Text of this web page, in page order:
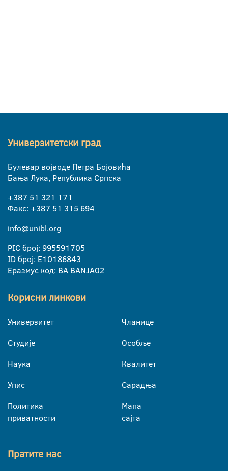
Универзитетски град
Булевар војводе Петра Бојовића
Бања Лука, Република Српска
+387 51 321 171
Факс: +387 51 315 694
info@unibl.org
PIC број: 995591705
ID број: E10186843
Еразмус код: BA BANJA02
Корисни линкови
Универзитет
Студије
Наука
Упис
Политика
приватности
Чланице
Особље
Квалитет
Сарадња
Мапа
сајта
Пратите нас